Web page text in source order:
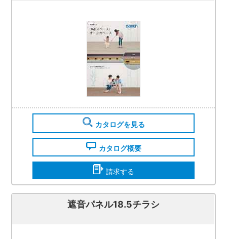
カタログを見る
カタログ概要
請求する
遮音パネル18.5チラシ